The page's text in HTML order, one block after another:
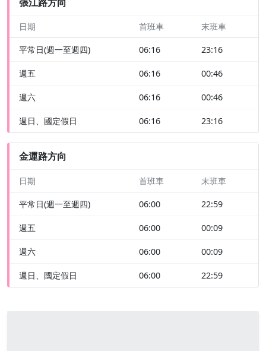
日期 首班車 末班車
平常日(週一至週四) 06:16 23:16
週五 06:16 00:46
週六 06:16 00:46
週日、國定假日 06:16 23:16
金運路方向
日期 首班車 末班車
平常日(週一至週四) 06:00 22:59
週五 06:00 00:09
週六 06:00 00:09
週日、國定假日 06:00 22:59